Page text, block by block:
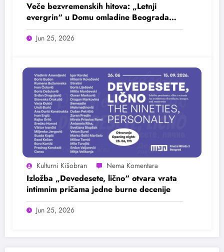
Veče bezvremenskih hitova: „Letnji
evergrin“ u Domu omladine Beograda
25. juna
Jun 25, 2026
Kulturni Kišobran
Izložba „Devedesete, lično“ otvara vrata
intimnim pričama jedne burne decenije
Jun 25, 2026